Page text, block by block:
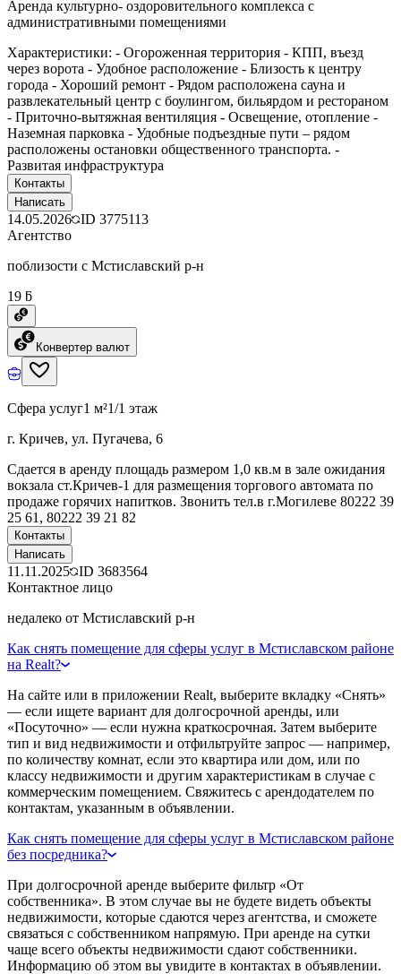
Аренда культурно- оздоровительного комплекса с
административными помещениями
Характеристики: - Огороженная территория - КПП, въезд
через ворота - Удобное расположение - Близость к центру
города - Хороший ремонт - Рядом расположена сауна и
развлекательный центр с боулингом, бильярдом и рестораном
- Приточно-вытяжная вентиляция - Освещение, отопление -
Наземная парковка - Удобные подъездные пути – рядом
расположены остановки общественного транспорта. -
Развитая инфраструктура
Контакты
Написать
14.05.2026 ID 3775113
Агентство
поблизости с Мстиславский р-н
19 ƃ
Конвертер валют
Сфера услуг1 м²1/1 этаж
г. Кричев, ул. Пугачева, 6
Сдается в аренду площадь размером 1,0 кв.м в зале ожидания
вокзала ст.Кричев-1 для размещения торгового автомата по
продаже горячих напитков. Звонить тел.в г.Могилеве 80222 39
25 61, 80222 39 21 82
Контакты
Написать
11.11.2025 ID 3683564
Контактное лицо
недалеко от Мстиславский р-н
Как снять помещение для сферы услуг в Мстиславском районе
на Realt?
На сайте или в приложении Realt, выберите вкладку «Снять»
— если ищете вариант для долгосрочной аренды, или
«Посуточно» — если нужна краткосрочная. Затем выберите
тип и вид недвижимости и отфильтруйте запрос — например,
по количеству комнат, если это квартира или дом, или по
классу недвижимости и другим характеристикам в случае с
коммерческим помещением. Свяжитесь с арендодателем по
контактам, указанным в объявлении.
Как снять помещение для сферы услуг в Мстиславском районе
без посредника?
При долгосрочной аренде выберите фильтр «От
собственника». В этом случае вы не будете видеть объекты
недвижимости, которые сдаются через агентства, и сможете
связаться с собственником напрямую. При аренде на сутки
чаще всего объекты недвижимости сдают собственники.
Информацию об этом вы увидите в контактах в объявлении.